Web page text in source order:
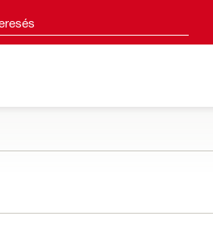
javaslatok